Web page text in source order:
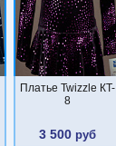
Платье Twizzle КT-
8
3 500 руб